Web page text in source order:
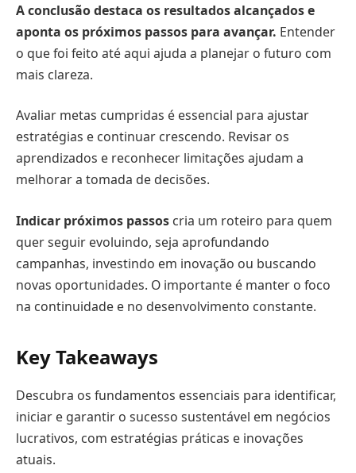
A conclusão destaca os resultados alcançados e
aponta os próximos passos para avançar. Entender
o que foi feito até aqui ajuda a planejar o futuro com
mais clareza.
Avaliar metas cumpridas é essencial para ajustar
estratégias e continuar crescendo. Revisar os
aprendizados e reconhecer limitações ajudam a
melhorar a tomada de decisões.
Indicar próximos passos cria um roteiro para quem
quer seguir evoluindo, seja aprofundando
campanhas, investindo em inovação ou buscando
novas oportunidades. O importante é manter o foco
na continuidade e no desenvolvimento constante.
Key Takeaways
Descubra os fundamentos essenciais para identificar,
iniciar e garantir o sucesso sustentável em negócios
lucrativos, com estratégias práticas e inovações
atuais.